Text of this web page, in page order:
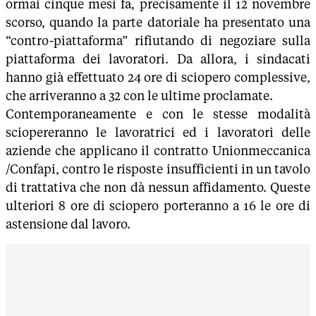
ormai cinque mesi fa, precisamente il 12 novembre
scorso, quando la parte datoriale ha presentato una
“contro-piattaforma” rifiutando di negoziare sulla
piattaforma dei lavoratori. Da allora, i sindacati
hanno già effettuato 24 ore di sciopero complessive,
che arriveranno a 32 con le ultime proclamate.
Contemporaneamente e con le stesse modalità
sciopereranno le lavoratrici ed i lavoratori delle
aziende che applicano il contratto Unionmeccanica
/Confapi, contro le risposte insufficienti in un tavolo
di trattativa che non dà nessun affidamento. Queste
ulteriori 8 ore di sciopero porteranno a 16 le ore di
astensione dal lavoro.